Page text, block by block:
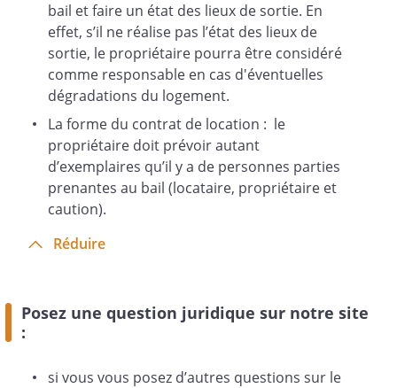
Article 8 – Loyer
Les parties conviennent des conditions
financières suivantes :
Le loyer mensuel du logement est fixé à
€ hors charges.
La provision mensuelle au titre du
remboursement des charges sera de
Le loyer charges comprises correspond
Cette somme est payable d'avance le .
virement ou par chèque.
bail et faire un état des lieux de sortie. En
effet, s’il ne réalise pas l’état des lieux de
sortie, le propriétaire pourra être considéré
comme responsable en cas d'éventuelles
dégradations du logement.
La forme du contrat de location : le
propriétaire doit prévoir autant
d’exemplaires qu’il y a de personnes parties
prenantes au bail (locataire, propriétaire et
caution).
Réduire
Posez une question juridique sur notre site
:
si vous vous posez d’autres questions sur le